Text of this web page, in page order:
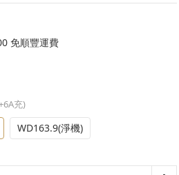
免順豐運費
充)
WD163.9(淨機)